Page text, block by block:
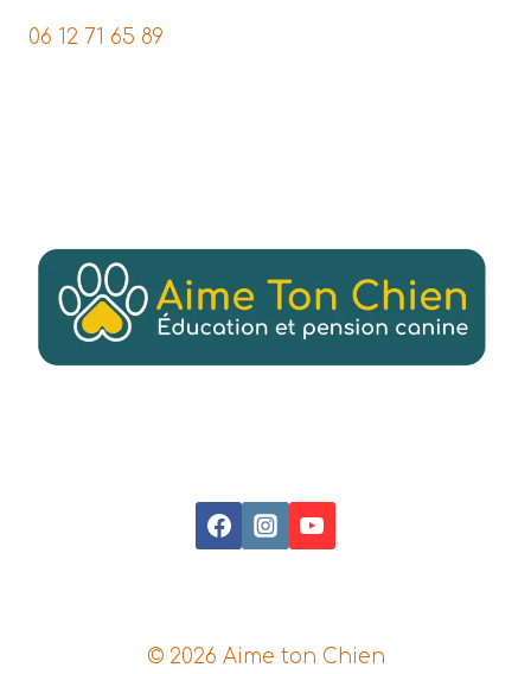
06 12 71 65 89
© 2026 Aime ton Chien